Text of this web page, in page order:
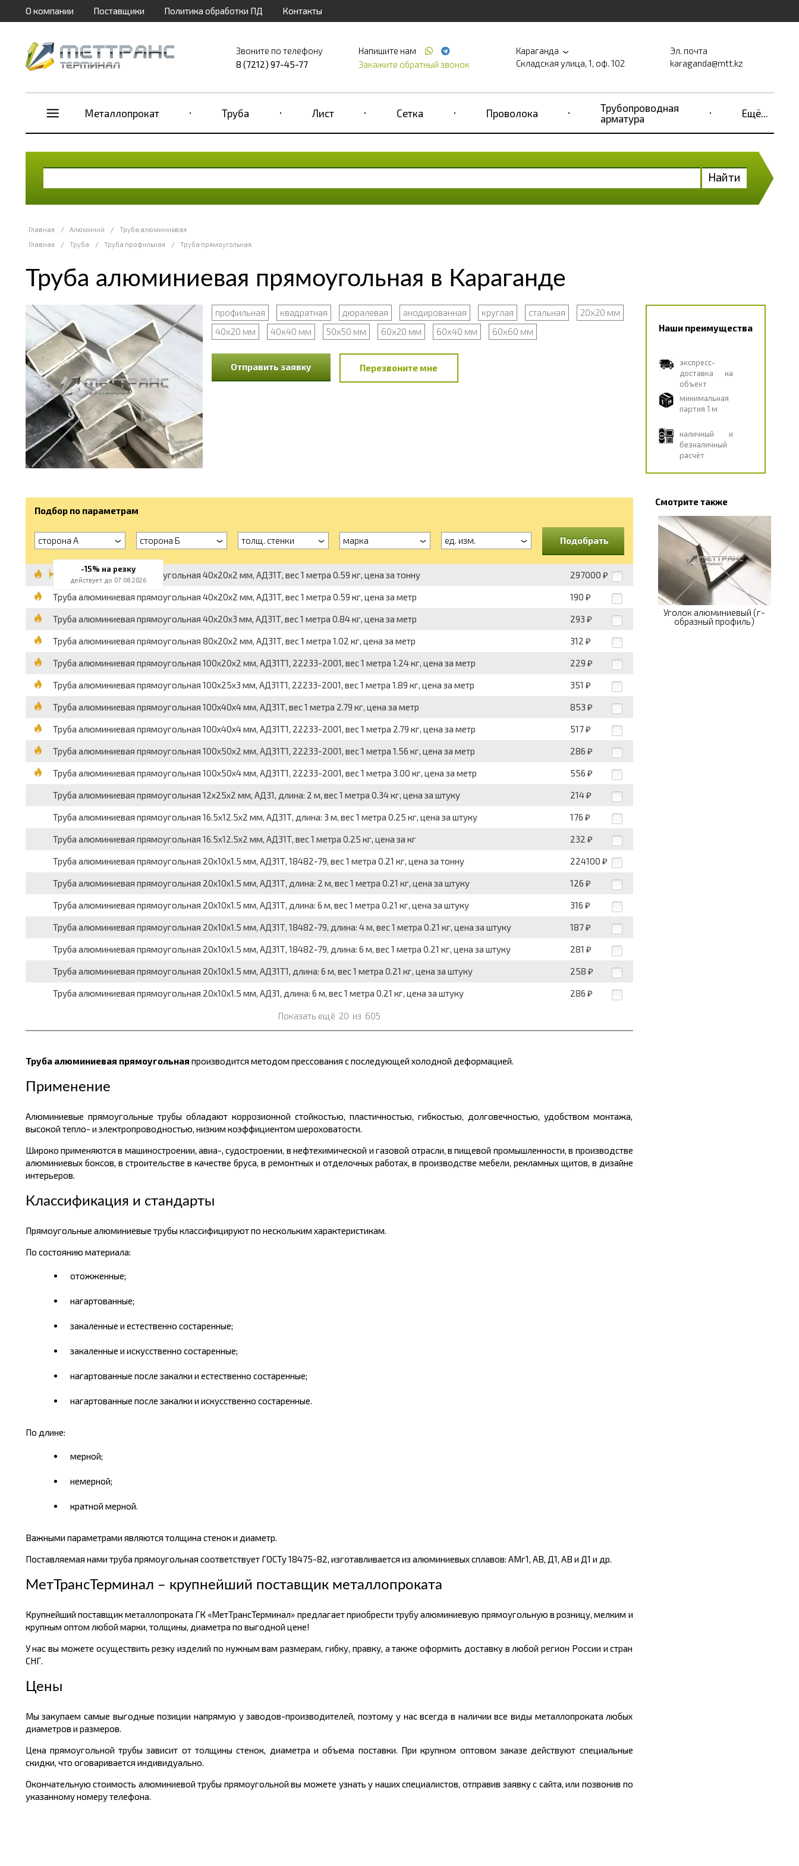
О компании Поставщики Политика обработки ПД Контакты
Звоните по телефону
8 (7212) 97-45-77
Напишите нам
Закажите обратный звонок
Караганда
Складская улица, 1, оф. 102
Эл. почта
karaganda@mtt.kz
Металлопрокат Труба Лист Сетка Проволока
Трубопроводная
арматура
Ещё...
Найти
Главная / Алюминий /
Труба алюминиевая
Главная
/ Труба / Труба профильная / Труба прямоугольная
Труба алюминиевая прямоугольная в Караганде
профильная квадратная дюралевая анодированная круглая стальная
20х20 мм
40х20 мм
40х40 мм 50х50 мм 60х20 мм 60х40 мм 60х60 мм
Отправить заявку Перезвоните мне
Наши преимущества
экспресс-
доставка на
объект
минимальная
партия 1 м
наличный и
безналичный
расчёт
Подбор по параметрам
сторона А сторона Б толщ. стенки марка ед. изм. Подобрать
Труба алюминиевая прямоугольная 40x20x2 мм, АД31Т, вес 1 метра 0.59 кг, цена за тонну 297000 ₽
Труба алюминиевая прямоугольная 40x20x2 мм, АД31Т, вес 1 метра 0.59 кг, цена за метр 190 ₽
Труба алюминиевая прямоугольная 40x20x3 мм, АД31Т, вес 1 метра 0.84 кг, цена за метр 293 ₽
Труба алюминиевая прямоугольная 80x20x2 мм, АД31Т, вес 1 метра 1.02 кг, цена за метр 312 ₽
Труба алюминиевая прямоугольная 100x20x2 мм, АД31Т1, 22233-2001, вес 1 метра 1.24 кг, цена за метр 229 ₽
Труба алюминиевая прямоугольная 100x25x3 мм, АД31Т1, 22233-2001, вес 1 метра 1.89 кг, цена за метр 351 ₽
Труба алюминиевая прямоугольная 100x40x4 мм, АД31Т, вес 1 метра 2.79 кг, цена за метр 853 ₽
Труба алюминиевая прямоугольная 100x40x4 мм, АД31Т1, 22233-2001, вес 1 метра 2.79 кг, цена за метр 517 ₽
Труба алюминиевая прямоугольная 100x50x2 мм, АД31Т1, 22233-2001, вес 1 метра 1.56 кг, цена за метр 286 ₽
Труба алюминиевая прямоугольная 100x50x4 мм, АД31Т1, 22233-2001, вес 1 метра 3.00 кг, цена за метр 556 ₽
Труба алюминиевая прямоугольная 12x25x2 мм, АД31, длина: 2 м, вес 1 метра 0.34 кг, цена за штуку 214 ₽
Труба алюминиевая прямоугольная 16.5x12.5x2 мм, АД31Т, длина: 3 м, вес 1 метра 0.25 кг, цена за штуку 176 ₽
Труба алюминиевая прямоугольная 16.5x12.5x2 мм, АД31Т, вес 1 метра 0.25 кг, цена за кг 232 ₽
Труба алюминиевая прямоугольная 20x10x1.5 мм, АД31Т, 18482-79, вес 1 метра 0.21 кг, цена за тонну 224100 ₽
Труба алюминиевая прямоугольная 20x10x1.5 мм, АД31Т, длина: 2 м, вес 1 метра 0.21 кг, цена за штуку 126 ₽
Труба алюминиевая прямоугольная 20x10x1.5 мм, АД31Т, длина: 6 м, вес 1 метра 0.21 кг, цена за штуку 316 ₽
Труба алюминиевая прямоугольная 20x10x1.5 мм, АД31Т, 18482-79, длина: 4 м, вес 1 метра 0.21 кг, цена за штуку 187 ₽
Труба алюминиевая прямоугольная 20x10x1.5 мм, АД31Т, 18482-79, длина: 6 м, вес 1 метра 0.21 кг, цена за штуку 281 ₽
Труба алюминиевая прямоугольная 20x10x1.5 мм, АД31Т1, длина: 6 м, вес 1 метра 0.21 кг, цена за штуку 258 ₽
Труба алюминиевая прямоугольная 20x10x1.5 мм, АД31, длина: 6 м, вес 1 метра 0.21 кг, цена за штуку 286 ₽
Показать ещё 20 из 605
Труба алюминиевая прямоугольная производится методом прессования с последующей холодной деформацией.
Применение
Алюминиевые прямоугольные трубы обладают коррозионной стойкостью, пластичностью, гибкостью, долговечностью, удобством монтажа,
высокой тепло- и электропроводностью, низким коэффициентом шероховатости.
Широко применяются в машиностроении, авиа-, судостроении, в нефтехимической и газовой отрасли, в пищевой промышленности, в производстве
алюминиевых боксов, в строительстве в качестве бруса, в ремонтных и отделочных работах, в производстве мебели, рекламных щитов, в дизайне
интерьеров.
Классификация и стандарты
Прямоугольные алюминиевые трубы классифицируют по нескольким характеристикам.
По состоянию материала:
отожженные;
нагартованные;
закаленные и естественно состаренные;
закаленные и искусственно состаренные;
нагартованные после закалки и естественно состаренные;
нагартованные после закалки и искусственно состаренные.
По длине:
мерной;
немерной;
кратной мерной.
Важными параметрами являются толщина стенок и диаметр.
Поставляемая нами труба прямоугольная соответствует ГОСТу 18475-82, изготавливается из алюминиевых сплавов: АМг1, АВ, Д1, АВ и Д1 и др.
МетТрансТерминал – крупнейший поставщик металлопроката
Крупнейший поставщик металлопроката ГК «МетТрансТерминал» предлагает приобрести трубу алюминиевую прямоугольную в розницу, мелким и
крупным оптом любой марки, толщины, диаметра по выгодной цене!
У нас вы можете осуществить резку изделий по нужным вам размерам, гибку, правку, а также оформить доставку в любой регион России и стран
СНГ.
Цены
Мы закупаем самые выгодные позиции напрямую у заводов-производителей, поэтому у нас всегда в наличии все виды металлопроката любых
диаметров и размеров.
Цена прямоугольной трубы зависит от толщины стенок, диаметра и объема поставки. При крупном оптовом заказе действуют специальные
скидки, что оговаривается индивидуально.
Окончательную стоимость алюминиевой трубы прямоугольной вы можете узнать у наших специалистов, отправив заявку с сайта, или позвонив по
указанному номеру телефона.
Смотрите также
Уголок алюминиевый (г-
образный профиль)
-15% на резку
действует до 07.08.2026